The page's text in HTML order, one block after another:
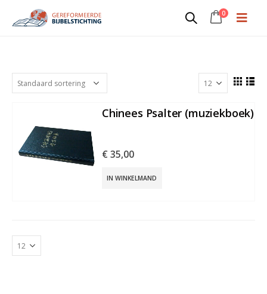
0
Chinees Psalter (muziekboek)
€ 35,00
IN WINKELMAND